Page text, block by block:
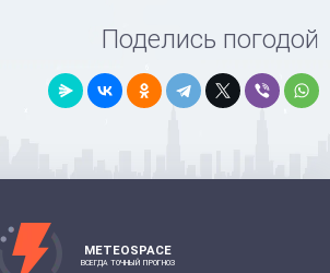
Поделись погодой
METEOSPACE
ВСЕГДА ТОЧНЫЙ ПРОГНОЗ